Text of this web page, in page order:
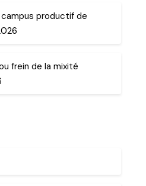
productif de
frein de la mixité